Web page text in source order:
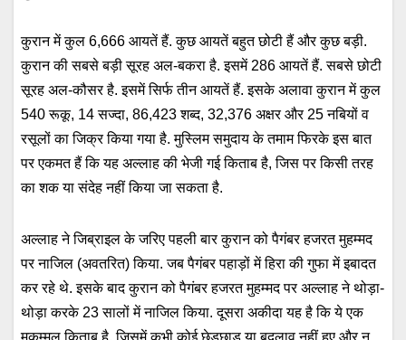
कुरान में कुल 6,666 आयतें हैं. कुछ आयतें बहुत छोटी हैं और कुछ बड़ी.
कुरान की सबसे बड़ी सूरह अल-बकरा है. इसमें 286 आयतें हैं. सबसे छोटी
सूरह अल-कौसर है. इसमें सिर्फ तीन आयतें हैं. इसके अलावा कुरान में कुल
540 रूकू, 14 सज्दा, 86,423 शब्द, 32,376 अक्षर और 25 नबियों व
रसूलों का जिक्र किया गया है. मुस्लिम समुदाय के तमाम फिरके इस बात
पर एकमत हैं कि यह अल्लाह की भेजी गई किताब है, जिस पर किसी तरह
का शक या संदेह नहीं किया जा सकता है.
अल्लाह ने जिब्राइल के जरिए पहली बार कुरान को पैगंबर हजरत मुहम्मद
पर नाजिल (अवतरित) किया. जब पैगंबर पहाड़ों में हिरा की गुफा में इबादत
कर रहे थे. इसके बाद कुरान को पैगंबर हजरत मुहम्मद पर अल्लाह ने थोड़ा-
थोड़ा करके 23 सालों में नाजिल किया. दूसरा अकीदा यह है कि ये एक
मुकम्मल किताब है, जिसमें कभी कोई छेड़छाड़ या बदलाव नहीं हुए और न